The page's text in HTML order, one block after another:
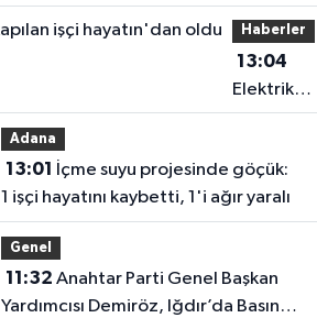
Haberler
13:04
Elektrik
akımına
oldu
Adana
13:01
1 işçi hayatını kaybetti, 1'i ağır yaralı
Genel
11:32
Yardımcısı Demiröz, Iğdır’da Basın